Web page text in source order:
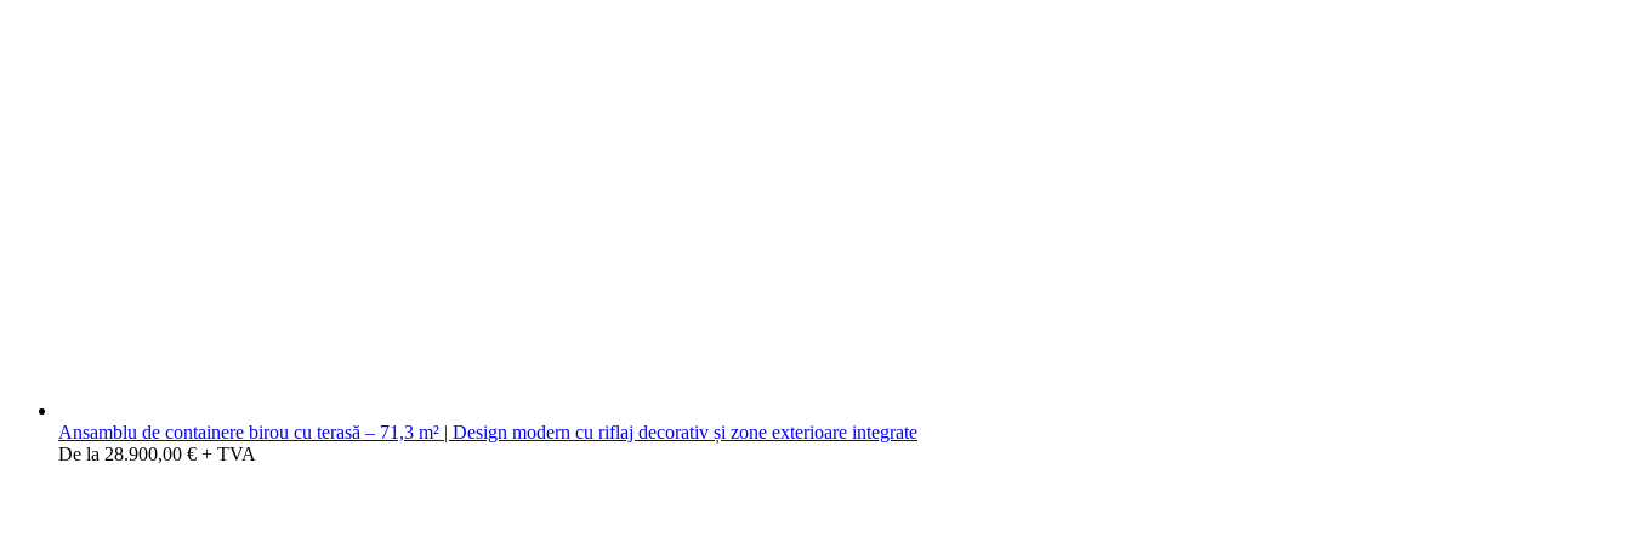
Ansamblu de containere birou cu terasă – 71,3 m² | Design modern cu riflaj decorativ și zone exterioare integrate
De la 28.900,00 € + TVA